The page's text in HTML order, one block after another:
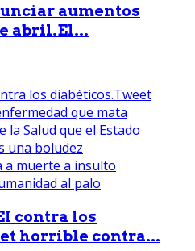
aumentos
abril.El...
contra los
horrible contra...